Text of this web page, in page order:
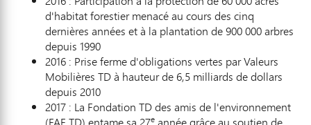
d'habitat forestier menacé au cours des cinq
dernières années et à la plantation de 900 000 arbres
depuis 1990
2016 : Prise ferme d'obligations vertes par Valeurs
Mobilières TD à hauteur de 6,5 milliards de dollars
depuis 2010
2017 : La Fondation TD des amis de l'environnement
e